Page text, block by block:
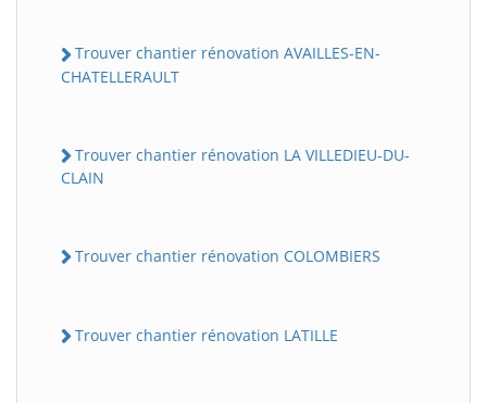
Trouver chantier rénovation AVAILLES-EN-
CHATELLERAULT
Trouver chantier rénovation LA VILLEDIEU-DU-
CLAIN
Trouver chantier rénovation COLOMBIERS
Trouver chantier rénovation LATILLE